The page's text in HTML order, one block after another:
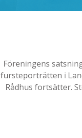
Föreningens
fursteporträtten i
Rådhus fortsätter.